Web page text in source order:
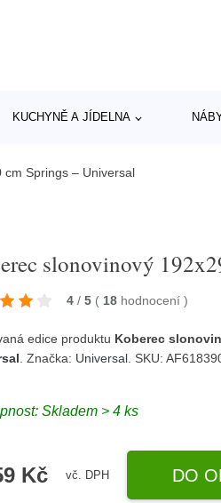
KUCHYNĚ A JÍDELNA
Springs – Universal
slonovinový
4 / 5 ( 18 hodnocení)
edice produktu Koberec
. Značka: Universal . SKU:
Skladem > 4 ks
Kč vč. DPH DO